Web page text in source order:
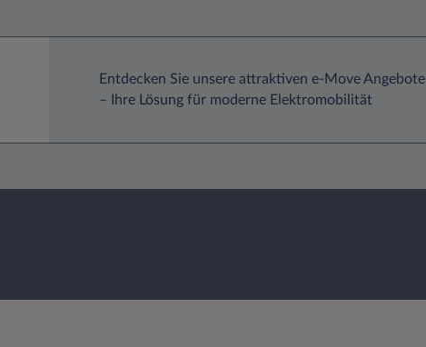
Entdecken Sie unsere attraktiven e-Move Angebote
– Ihre Lösung für moderne Elektromobilität